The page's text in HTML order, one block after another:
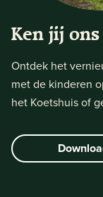
Ken jij
Ontdek het
met de kinderen
het Koetshuis of